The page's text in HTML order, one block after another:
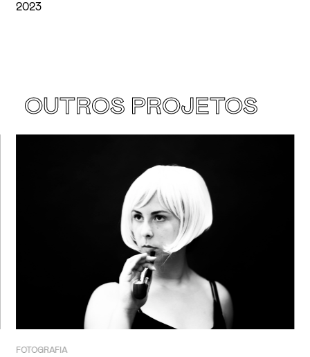
2023
OUTROS PROJETOS
FOTOGRAFIA